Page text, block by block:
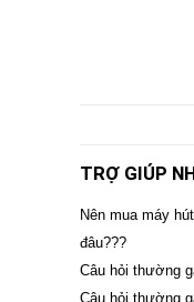
TRỢ GIÚP
Nên mua máy
đâu???
Câu hỏi thường
Câu hỏi thường